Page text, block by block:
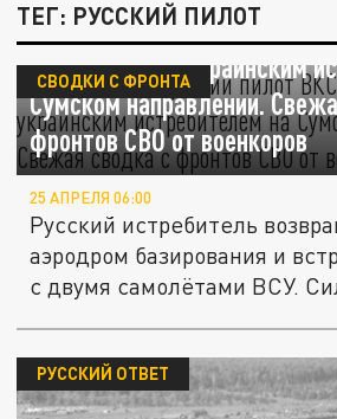
ТЕГ: РУССКИЙ ПИЛОТ
Минус один. Русский пилот
расправился с украинским
Сумском направлении.
фронтов СВО от военкоров
СВОДКИ С ФРОНТА
25 АПРЕЛЯ 06:00
Русский истребитель
аэродром базирования и
с двумя самолётами ВСУ.
РУССКИЙ ОТВЕТ